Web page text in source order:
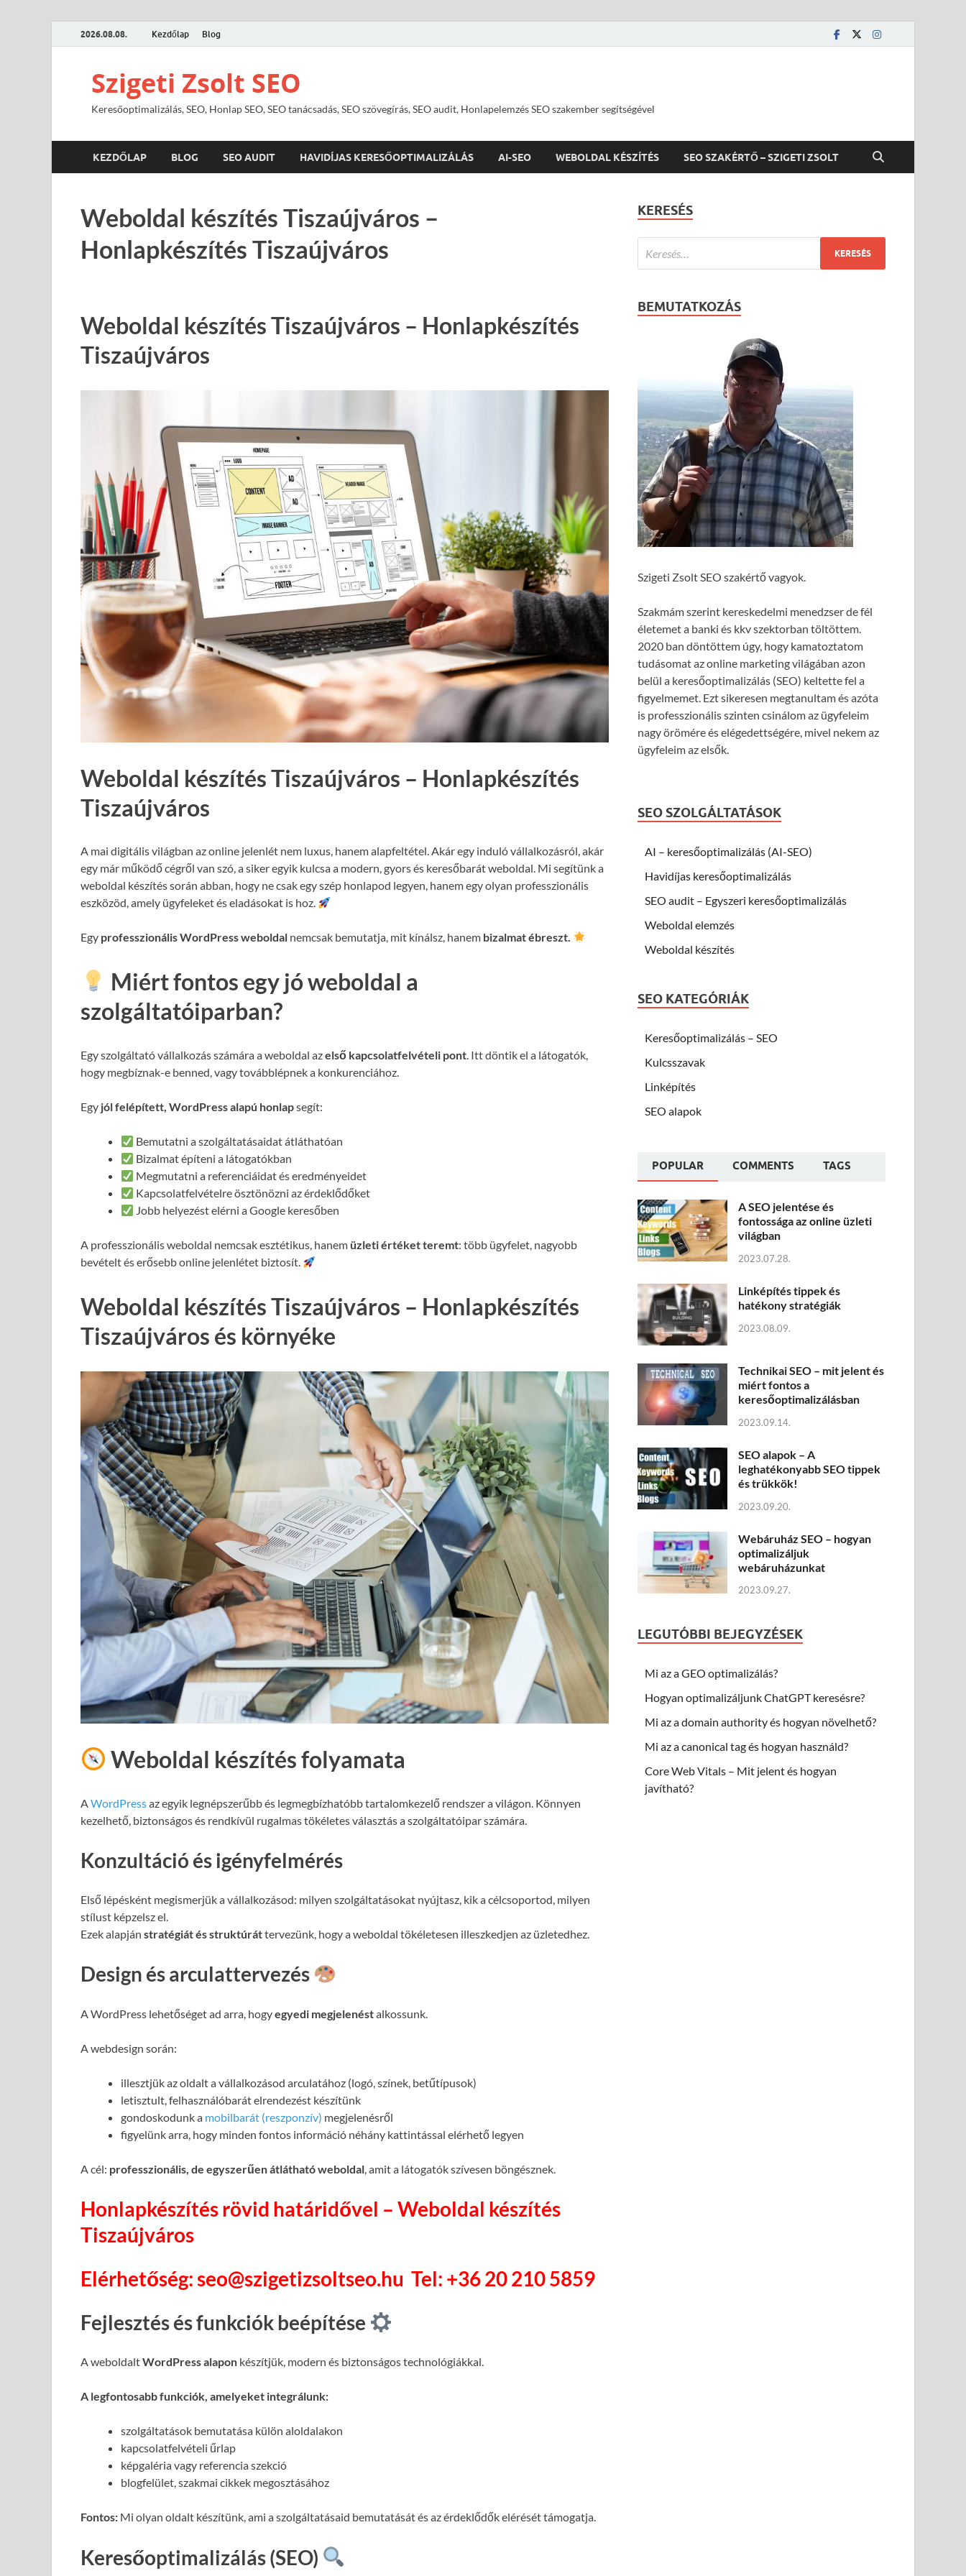
2026.08.08. Kezdőlap Blog
Szigeti Zsolt SEO
Keresőoptimalizálás, SEO, Honlap SEO, SEO tanácsadás, SEO szövegírás, SEO audit, Honlapelemzés SEO szakember segítségével
KEZDŐLAP BLOG SEO AUDIT HAVIDÍJAS KERESŐOPTIMALIZÁLÁS AI-SEO WEBOLDAL KÉSZÍTÉS SEO SZAKÉRTŐ – SZIGETI ZSOLT
Weboldal készítés Tiszaújváros –
Honlapkészítés Tiszaújváros
Weboldal készítés Tiszaújváros – Honlapkészítés
Tiszaújváros
Weboldal készítés Tiszaújváros – Honlapkészítés
Tiszaújváros
A mai digitális világban az online jelenlét nem luxus, hanem alapfeltétel. Akár egy induló vállalkozásról, akár
egy már működő cégről van szó, a siker egyik kulcsa a modern, gyors és keresőbarát weboldal. Mi segítünk a
weboldal készítés során abban, hogy ne csak egy szép honlapod legyen, hanem egy olyan professzionális
eszközöd, amely ügyfeleket és eladásokat is hoz.
Egy professzionális WordPress weboldal nemcsak bemutatja, mit kínálsz, hanem bizalmat ébreszt.
Miért fontos egy jó weboldal a
szolgáltatóiparban?
Egy szolgáltató vállalkozás számára a weboldal azelső kapcsolatfelvételi pont. Itt döntik el a látogatók,
hogy megbíznak-e benned, vagy továbblépnek a konkurenciához.
Egy jól felépített, WordPress alapú honlapsegít:
Bemutatni a szolgáltatásaidat átláthatóan
Bizalmat építeni a látogatókban
Megmutatni a referenciáidat és eredményeidet
Kapcsolatfelvételre ösztönözni az érdeklődőket
Jobb helyezést elérni a Google keresőben
A professzionális weboldal nemcsak esztétikus, hanem üzleti értéket teremt: több ügyfelet, nagyobb
bevételt és erősebb online jelenlétet biztosít.
Weboldal készítés Tiszaújváros – Honlapkészítés
Tiszaújváros és környéke
Weboldal készítés folyamata
AWordPressaz egyik legnépszerűbb és legmegbízhatóbb tartalomkezelő rendszer a világon. Könnyen
kezelhető, biztonságos és rendkívül rugalmas tökéletes választás a szolgáltatóipar számára.
Konzultáció és igényfelmérés
Első lépésként megismerjük a vállalkozásod: milyen szolgáltatásokat nyújtasz, kik a célcsoportod, milyen
stílust képzelsz el.
Ezek alapján stratégiát és struktúráttervezünk, hogy a weboldal tökéletesen illeszkedjen az üzletedhez.
Design és arculattervezés
A WordPress lehetőséget ad arra, hogyegyedi megjelenéstalkossunk.
A webdesign során:
illesztjük az oldalt a vállalkozásod arculatához (logó, színek, betűtípusok)
letisztult, felhasználóbarát elrendezést készítünk
gondoskodunk a mobilbarát (reszponzív) megjelenésről
figyelünk arra, hogy minden fontos információ néhány kattintással elérhető legyen
A cél: professzionális, de egyszerűen átlátható weboldal , amit a látogatók szívesen böngésznek.
Honlapkészítés rövid határidővel – Weboldal készítés
Tiszaújváros
Elérhetőség: seo@szigetizsoltseo.hu Tel: +36 20 210 5859
Fejlesztés és funkciók beépítése
A weboldaltWordPress alapon készítjük, modern és biztonságos technológiákkal.
A legfontosabb funkciók, amelyeket integrálunk:
szolgáltatások bemutatása külön aloldalakon
kapcsolatfelvételi űrlap
képgaléria vagy referencia szekció
blogfelület, szakmai cikkek megosztásához
Fontos: Mi olyan oldalt készítünk, ami a szolgáltatásaid bemutatását és az érdeklődők elérését támogatja.
Keresőoptimalizálás (SEO)
KERESÉS
BEMUTATKOZÁS
Szigeti Zsolt SEO szakértő vagyok.
Szakmám szerint kereskedelmi menedzser de fél
életemet a banki és kkv szektorban töltöttem.
2020 ban döntöttem úgy, hogy kamatoztatom
tudásomat az online marketing világában azon
belül a keresőoptimalizálás (SEO) keltette fel a
figyelmemet. Ezt sikeresen megtanultam és azóta
is professzionális szinten csinálom az ügyfeleim
nagy örömére és elégedettségére, mivel nekem az
ügyfeleim az elsők.
SEO SZOLGÁLTATÁSOK
AI – keresőoptimalizálás (AI-SEO)
Havidíjas keresőoptimalizálás
SEO audit – Egyszeri keresőoptimalizálás
Weboldal elemzés
Weboldal készítés
SEO KATEGÓRIÁK
Keresőoptimalizálás – SEO
Kulcsszavak
Linképítés
SEO alapok
POPULAR COMMENTS TAGS
A SEO jelentése és
fontossága az online üzleti
világban
2023.07.28.
Linképítés tippek és
hatékony stratégiák
2023.08.09.
Technikai SEO – mit jelent és
miért fontos a
keresőoptimalizálásban
2023.09.14.
SEO alapok – A
leghatékonyabb SEO tippek
és trükkök!
2023.09.20.
Webáruház SEO – hogyan
optimalizáljuk
webáruházunkat
2023.09.27.
LEGUTÓBBI BEJEGYZÉSEK
Mi az a GEO optimalizálás?
Hogyan optimalizáljunk ChatGPT keresésre?
Mi az a domain authority és hogyan növelhető?
Mi az a canonical tag és hogyan használd?
Core Web Vitals – Mit jelent és hogyan
javítható?